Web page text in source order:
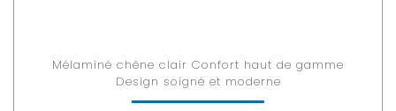
Mélaminé chêne clair Confort haut de gamme
Design soigné et moderne